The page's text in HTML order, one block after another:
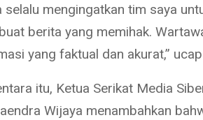
selalu mengingatkan tim saya
berita yang memihak.
yang faktual dan akurat,”
itu, Ketua Serikat Media
Wijaya menambahkan